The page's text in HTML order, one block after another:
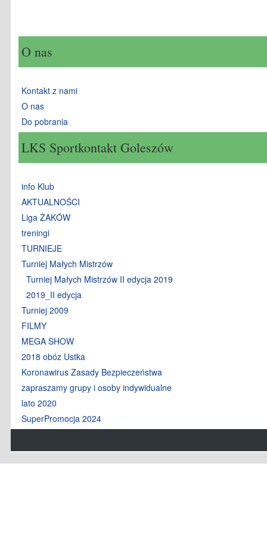
O nas
Kontakt z nami
O nas
Do pobrania
LKS Sportkontakt Goleszów
info Klub
AKTUALNOŚCI
Liga ŻAKÓW
treningi
TURNIEJE
Turniej Małych Mistrzów
Turniej Małych Mistrzów II edycja 2019
2019_II edycja
Turniej 2009
FILMY
MEGA SHOW
2018 obóz Ustka
Koronawirus Zasady Bezpieczeństwa
zapraszamy grupy i osoby indywidualne
lato 2020
SuperPromocja 2024